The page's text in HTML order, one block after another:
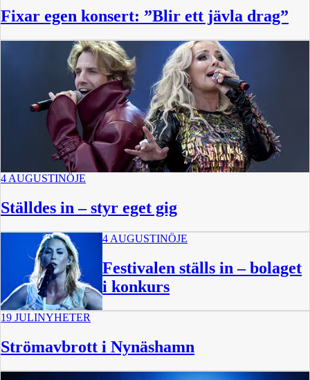
Fixar egen konsert: ”Blir ett jävla drag”
4 AUGUSTINÖJE
Ställdes in – styr eget gig
4 AUGUSTINÖJE
Festivalen ställs in – bolaget
i konkurs
19 JULINYHETER
Strömavbrott i Nynäshamn